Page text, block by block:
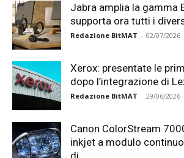
Jabra amplia la gamma
supporta ora tutti i
Redazione BitMAT - 02/07/2026
Xerox: presentate le
dopo l’integrazione di
Redazione BitMAT - 29/06/2026
Canon ColorStream
inkjet a modulo
di...